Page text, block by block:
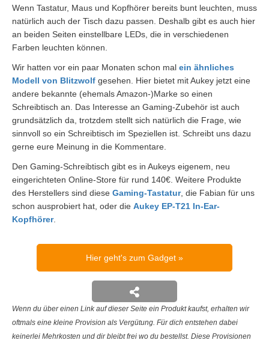
Wenn Tastatur, Maus und Kopfhörer bereits bunt leuchten, muss
natürlich auch der Tisch dazu passen. Deshalb gibt es auch hier
an beiden Seiten einstellbare LEDs, die in verschiedenen
Farben leuchten können.
Wir hatten vor ein paar Monaten schon mal ein ähnliches
Modell von Blitzwolf gesehen. Hier bietet mit Aukey jetzt eine
andere bekannte (ehemals Amazon-)Marke so einen
Schreibtisch an. Das Interesse an Gaming-Zubehör ist auch
grundsätzlich da, trotzdem stellt sich natürlich die Frage, wie
sinnvoll so ein Schreibtisch im Speziellen ist. Schreibt uns dazu
gerne eure Meinung in die Kommentare.
Den Gaming-Schreibtisch gibt es in Aukeys eigenem, neu
eingerichteten Online-Store für rund 140€. Weitere Produkte
des Herstellers sind diese Gaming-Tastatur, die Fabian für uns
schon ausprobiert hat, oder die Aukey EP-T21 In-Ear-
Kopfhörer.
Hier geht's zum Gadget
Wenn du über einen Link auf dieser Seite ein Produkt kaufst, erhalten wir
oftmals eine kleine Provision als Vergütung. Für dich entstehen dabei
keinerlei Mehrkosten und dir bleibt frei wo du bestellst. Diese Provisionen